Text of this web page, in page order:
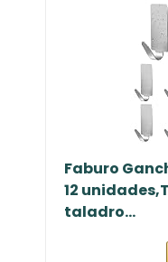
Faburo
12
taladro...